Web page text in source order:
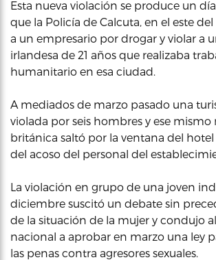
Esta nueva violación se produce un
que la Policía de Calcuta, en el este
a un empresario por drogar y violar a
irlandesa de 21 años que realizaba
humanitario en esa ciudad.
A mediados de marzo pasado una
violada por seis hombres y ese mismo
británica saltó por la ventana del hotel
del acoso del personal del
La violación en grupo de una joven
diciembre suscitó un debate sin
de la situación de la mujer y condujo
nacional a aprobar en marzo una ley
las penas contra agresores sexuales.